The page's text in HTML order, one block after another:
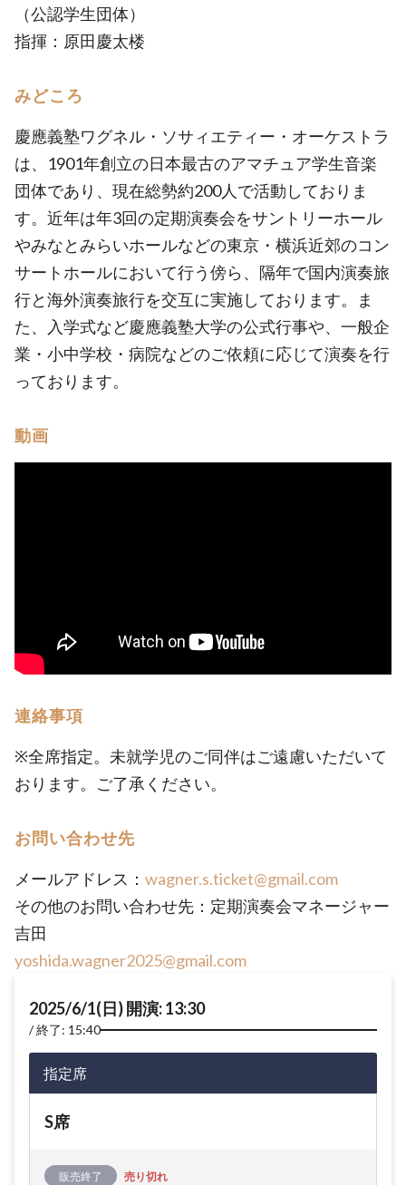
（公認学生団体）
指揮：原田慶太楼
みどころ
慶應義塾ワグネル・ソサィエティー・オーケストラ
は、1901年創立の日本最古のアマチュア学生音楽
団体であり、現在総勢約200人で活動しておりま
す。近年は年3回の定期演奏会をサントリーホール
やみなとみらいホールなどの東京・横浜近郊のコン
サートホールにおいて行う傍ら、隔年で国内演奏旅
行と海外演奏旅行を交互に実施しております。ま
た、入学式など慶應義塾大学の公式行事や、一般企
業・小中学校・病院などのご依頼に応じて演奏を行
っております。
動画
連絡事項
※全席指定。未就学児のご同伴はご遠慮いただいて
おります。ご了承ください。
お問い合わせ先
メールアドレス： wagner.s.ticket@gmail.com
その他のお問い合わせ先：定期演奏会マネージャー
吉田
yoshida.wagner2025@gmail.com
2025/6/1(日) 開演: 13:30
終了: 15:40
指定席
S席
販売終了 売り切れ